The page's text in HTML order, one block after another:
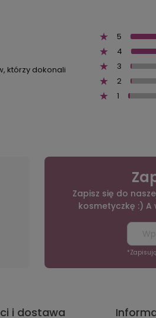
którzy dokonali
5
4
3
2
1
Zapisz się do
kosmetyczkę :)
i dostawa